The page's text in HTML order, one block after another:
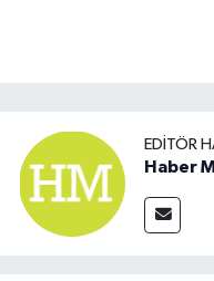
EDITÖR
Haber